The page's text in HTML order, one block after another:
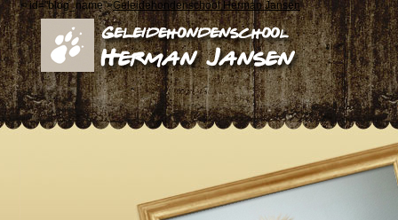
< id="blog_name">Geleidehondenschool Herman Jansen